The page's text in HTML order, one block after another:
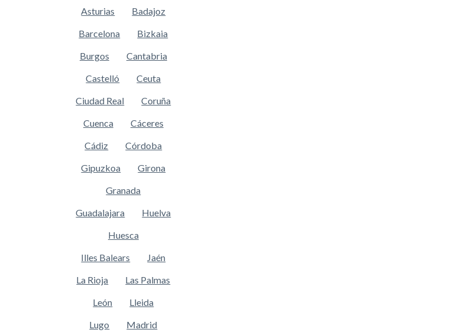
Asturias
Badajoz
Barcelona
Bizkaia
Burgos
Cantabria
Castelló
Ceuta
Ciudad Real
Coruña
Cuenca
Cáceres
Cádiz
Córdoba
Gipuzkoa
Girona
Granada
Guadalajara
Huelva
Huesca
Illes Balears
Jaén
La Rioja
Las Palmas
León
Lleida
Lugo
Madrid